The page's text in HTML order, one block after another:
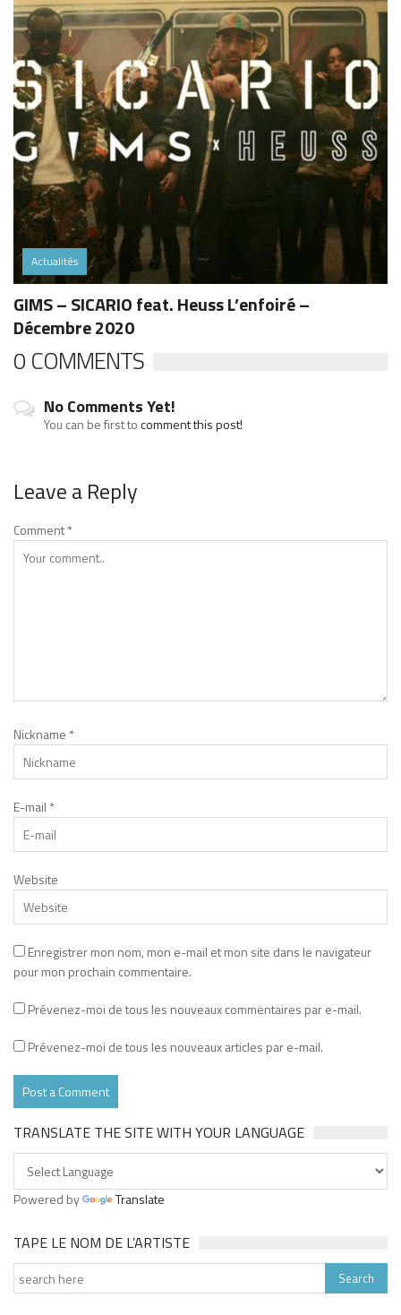
Actualités
GIMS – SICARIO feat. Heuss L’enfoiré –
Décembre 2020
0 COMMENTS
No Comments Yet!
You can be first tocomment this post!
Leave a Reply
Comment*
Nickname *
E-mail *
Website
Enregistrer mon nom, mon e-mail et mon site dans le navigateur
pour mon prochain commentaire.
Prévenez-moi de tous les nouveaux commentaires par e-mail.
Prévenez-moi de tous les nouveaux articles par e-mail.
TRANSLATE THE SITE WITH YOUR LANGUAGE
Powered by Translate
TAPE LE NOM DE L’ARTISTE